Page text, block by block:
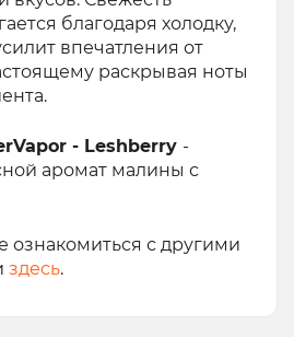
благодаря холодку,
впечатления от
раскрывая ноты
- Leshberry -
аромат малины с
ознакомиться с другими
здесь.